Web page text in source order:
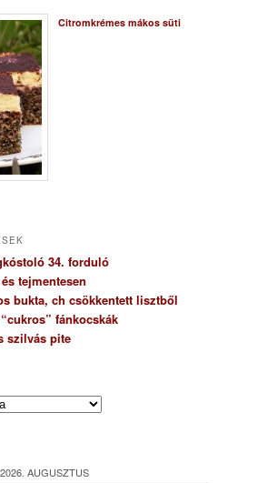
Citromkrémes mákos süti
34. forduló
tejmentesen
bukta, ch csökkentett lisztből
fánkocskák
szilvás pite
2026. AUGUSZTUS